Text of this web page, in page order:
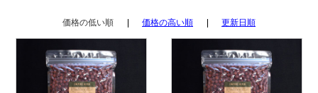
価格の低い順 価格の高い順 更新日順